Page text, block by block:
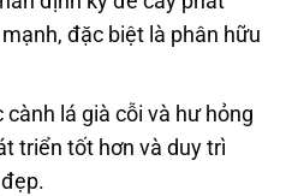
đặc biệt là phân hữu
cành lá già cỗi và hư hỏng
triển tốt hơn và duy trì